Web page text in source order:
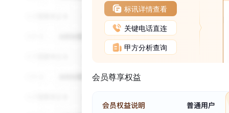
标讯详情查看
关键电话直连
甲方分析查询
会员尊享权益